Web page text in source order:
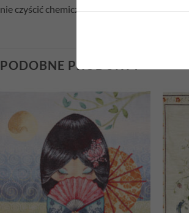
nie czyścić chemicznie
PODOBNE PRODUKTY